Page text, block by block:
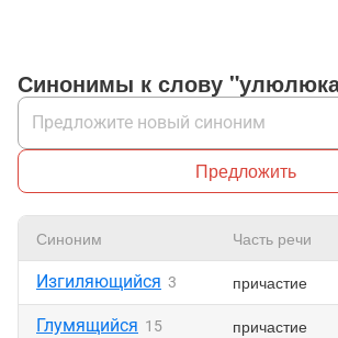
Синонимы к слову
Предложить
Синоним Часть речи
Изгиляющийся 3 причастие
Глумящийся 15 причастие